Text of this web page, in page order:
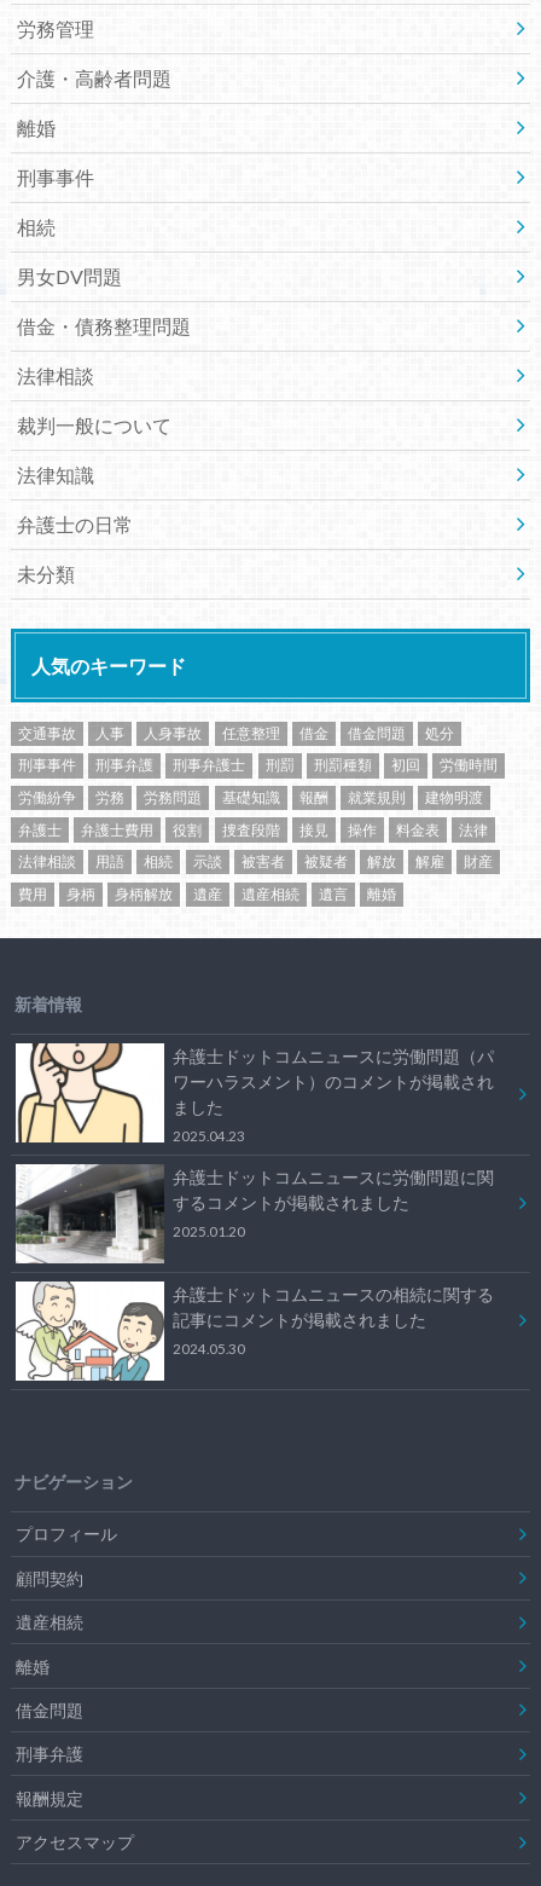
労務管理
介護・高齢者問題
離婚
刑事事件
相続
男女DV問題
借金・債務整理問題
法律相談
裁判一般について
法律知識
弁護士の日常
未分類
人気のキーワード
交通事故 人事 人身事故 任意整理 借金 借金問題
処分
刑事事件
刑事弁護 刑事弁護士 刑罰 刑罰種類 初回
労働時間
労働紛争
労務 労務問題 基礎知識 報酬 就業規則
建物明渡
弁護士
弁護士費用 役割 捜査段階 接見 操作 料金表
法律
法律相談
用語 相続 示談 被害者 被疑者 解放 解雇
財産
費用
身柄 身柄解放 遺産 遺産相続 遺言 離婚
新着情報
弁護士ドットコムニュースに労働問題（パ
ワーハラスメント）のコメントが掲載され
ました
2025.04.23
弁護士ドットコムニュースに労働問題に関
するコメントが掲載されました
2025.01.20
弁護士ドットコムニュースの相続に関する
記事にコメントが掲載されました
2024.05.30
ナビゲーション
プロフィール
顧問契約
遺産相続
離婚
借金問題
刑事弁護
報酬規定
アクセスマップ